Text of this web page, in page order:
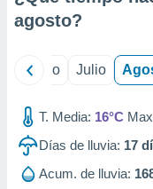
de
agosto?
Junio Julio
T. Media: 16°C
Días de lluvia: 17
Acum. de lluvia: